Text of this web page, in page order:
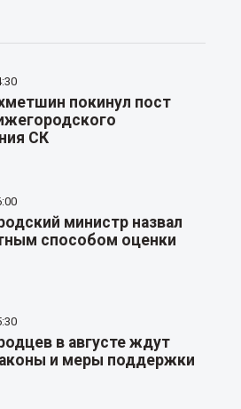
покинул пост
СК
министр назвал
способом оценки
в августе ждут
и меры поддержки